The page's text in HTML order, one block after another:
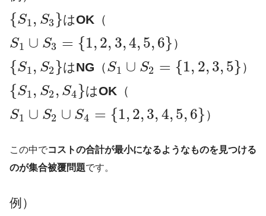
{S1, S3}はOK （
S1 ∪ S3 = {1, 2, 3,4, 5, 6} ）
{S1, S2}はNG （S1 ∪ S2 = {1, 2, 3, 5} ）
{S1, S2 , S4}はOK （
S1 ∪ S2 ∪ S4 = {1, 2, 3, 4, 5, 6} ）
この中でコストの合計が最小になるようなものを見つける
のが集合被覆問題です。
例）